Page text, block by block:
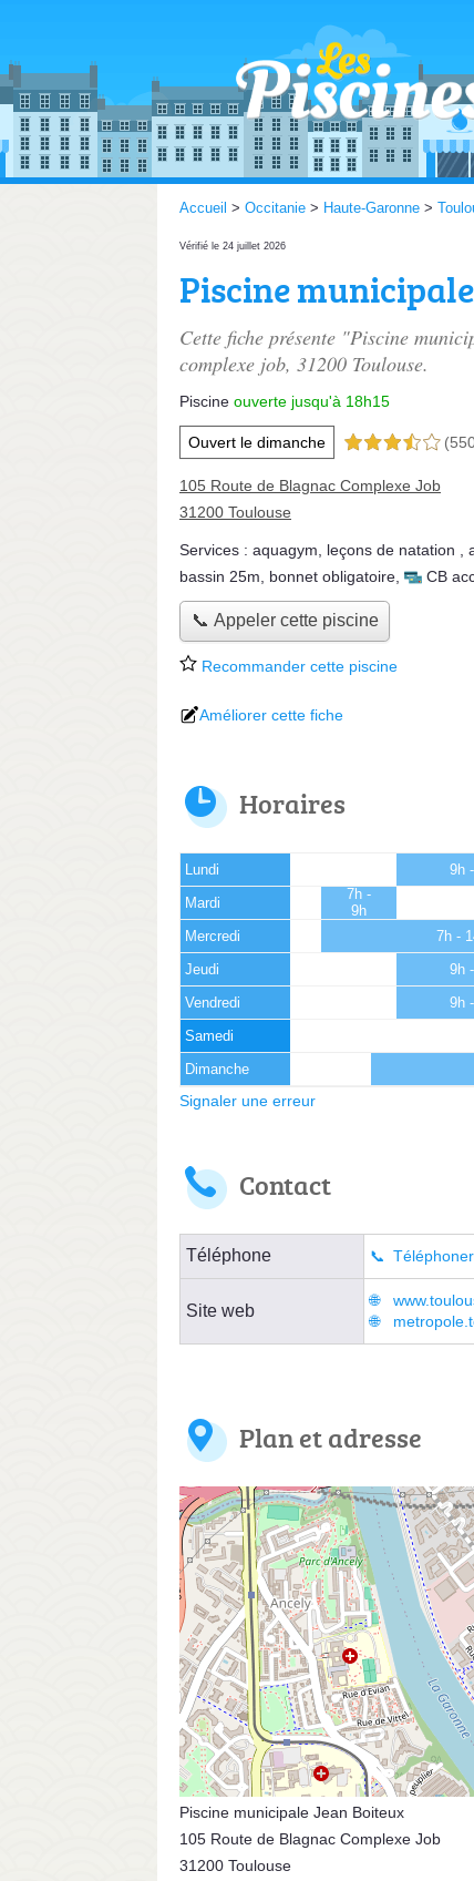
Accueil > Occitanie > Haute-Garonne >
Vérifié le 24 juillet 2026
Piscine
Cette fiche présente "Piscine
complexe job, 31200 Toulouse.
Piscine ouverte jusqu'à 18h15
Ouvert le dimanche 3,5 étoiles sur 5
105 Route de Blagnac Complexe Job
31200 Toulouse
Services : aquagym leçons de natation
bassin 25m
bonnet obligatoire CB
📞 Appeler cette piscine
Recommander cette piscine
Améliorer cette fiche
Horaires
Lundi 9h
Mardi
7h -
9h
Mercredi
7h -
Jeudi 9h
Vendredi 9h
Samedi
Dimanche
Signaler une erreur
Contact
Téléphone
Site web
Plan et adresse
Piscine municipale Jean Boiteux
105 Route de Blagnac Complexe Job
31200 Toulouse